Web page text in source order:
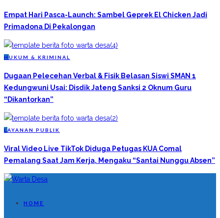
Empat Hari Pasca-Launch: Sambel Geprek El Chicken Jadi
Primadona Di Pekalongan
H UKUM & KRIMINAL
Dugaan Pelecehan Verbal & Fisik Belasan Siswi SMAN 1
Kedungwuni Usai: Disdik Jateng Sanksi 2 Oknum Guru
“Dikantorkan”
L AYANAN PUBLIK
Viral Video Live TikTok Diduga Petugas KUA Comal
Pemalang Saat Jam Kerja, Mengaku “Santai Nunggu Absen”
HOME